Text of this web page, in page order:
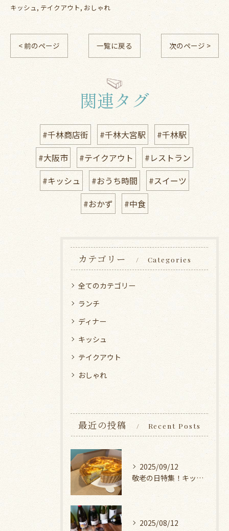
キッシュ テイクアウト おしゃれ
< 前のページ 一覧に戻る 次のページ >
関連タグ
#千林商店街 #千林大宮駅
#千林駅
#大阪市
#テイクアウト
#レストラン
#キッシュ
#おうち時間
#スイーツ
#おかず
#中食
カテゴリー Categories
全てのカテゴリー
ランチ
ディナー
キッシュ
テイクアウト
おしゃれ
最近の投稿 Recent Posts
2025/09/12
敬老の日特集！キッシュとスイーツ
2025/08/12